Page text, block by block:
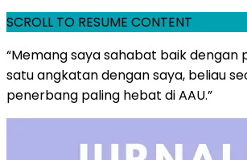
SCROLL TO RESUME CONTENT
“Memang saya sahabat baik dengan
satu angkatan dengan saya, beliau
penerbang paling hebat di AAU.”